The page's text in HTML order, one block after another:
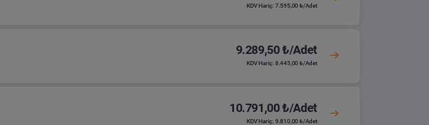
KDV Hariç: 7.595,00 ₺/Adet
9.289,50 ₺/Adet
KDV Hariç: 8.445,00 ₺/Adet
10.791,00 ₺/Adet
KDV Hariç: 9.810,00 ₺/Adet